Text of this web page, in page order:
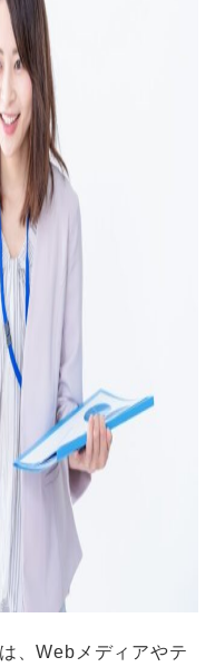
、Webメディアやテ